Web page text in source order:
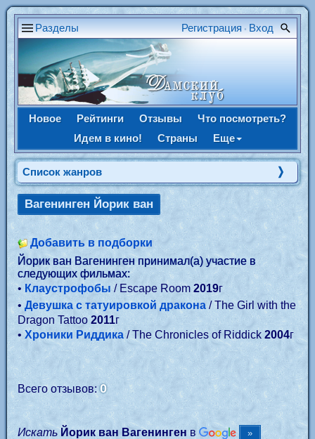
Разделы Регистрация • Вход
Новое Рейтинги Отзывы
Что посмотреть?
Идем в кино!
Страны Еще
Список жанров
Вагенинген Йорик ван
Добавить в подборки
Йорик ван Вагенинген принимал(а) участие в
следующих фильмах:
• Клаустрофобы/ Escape Room2019г
• Девушка с татуировкой дракона / The Girl with the
Dragon Tattoo 2011г
• Хроники Риддика / The Chronicles of Riddick 2004г
Всего отзывов:0
Искать Йорик ван Вагенинген в